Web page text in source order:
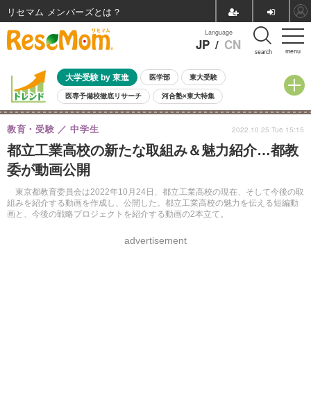
menu
Language
JP / CN search
大学受験 by 東進 医学部 東大受験
医専予備校徹底リサーチ 河合塾×東大特集
親子で考える大学選び 高校受験 中学受験 小学校受験
共通テスト 夏休み
8月開催イベント・WS 全国公立高校 過去問 人気記事
自由研究教材（小学生向け）
都立工業高校の新たな取組み＆魅力紹介…都教
委が動画公開
東京都教育委員会は2022年10月24日、都立工業高校の現在、そして今後の取
組みを紹介する動画を作成し、公開した。都立工業高校の魅力を伝える短編動
画と、今後の戦略プロジェクトを紹介する動画の2本立て。
教育・受験 中学生
advertisement
2022.10.25 Tue 15:15
リセマム メンバーズ